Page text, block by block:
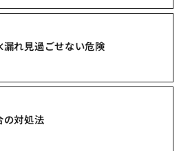
れ見過ごせない危険
の対処法